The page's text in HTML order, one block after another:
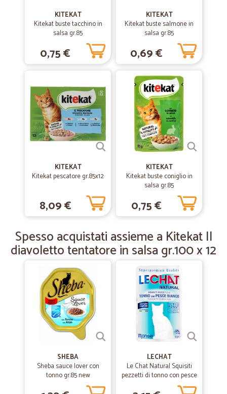
—Silvia Z.
Perfetto
Perfetto esperienza molto positiva
Ottimo in tutto
Ottimo in tutto. Lo consiglio.
11/09/2019
—Attilio carmelo S.
unico servizio in tutta Italia nel…
unico servizio in tutta Italia nel settore supermercarto
20/08/2019
Ermanno M.
ottima e rapidissima
ottima e rapidissima
KITEKAT
Kitekat buste tacchino in
salsa gr.85
0,75 €
KITEKAT
Kitekat buste salmone in
salsa gr.85
0,69 €
KITEKAT
Kitekat pescatore gr.85x12
8,09 €
KITEKAT
Kitekat buste coniglio in
salsa gr.85
0,75 €
Spesso acquistati assieme a Kitekat Il
diavoletto tentatore in salsa gr.100 x 12
SHEBA
Sheba sauce lover con
tonno gr.85 new
LECHAT
Le Chat Natural Squisiti
pezzetti di tonno con pesce